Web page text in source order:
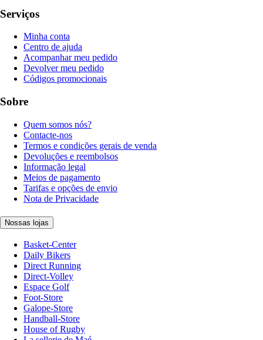
Serviços
Minha conta
Centro de ajuda
Acompanhar meu pedido
Devolver meu pedido
Códigos promocionais
Sobre
Quem somos nós?
Contacte-nos
Termos e condições gerais de venda
Devoluções e reembolsos
Informação legal
Meios de pagamento
Tarifas e opções de envio
Nota de Privacidade
Nossas lojas
Basket-Center
Daily Bikers
Direct Running
Direct-Volley
Espace Golf
Foot-Store
Galope-Store
Handball-Store
House of Rugby